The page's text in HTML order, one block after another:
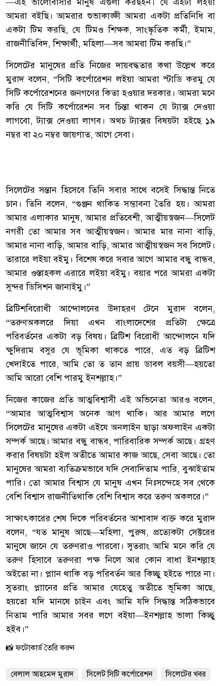
—এই ভালোবাসার মানুষ এগুলা করছইন। যে এইটা লইয়া
আমরা বইছি। আমরার শুভাকাঙ্ক্ষী আমরা একটা প্রতিনিধি বা
একটা টিম করছি, যে টিমও শিক্ষক, সাংস্কৃতিক কর্মী, ইমাম,
রাজনীতিবিদ, শিক্ষার্থী, মহিলা—সব আমরা টিম করছি।”
‎সিলেটের মানুষের প্রতি নিজের দায়বদ্ধতার কথা উল্লেখ করে
মুরাদ বলেন, “সিটি কর্পোরেশন লইয়া আমরা স্টাডি করমু যে
সিটি কর্পোরেশনের জনগণের কিতা হওয়ার দরকার। আমরা মনে
করি যে সিটি কর্পোরেশন সব চিন্তা থাকন যে ট্যাক্স দেওয়া
লাগবো, ট্যাক্স দেওয়া লাগব। অথচ ট্যাক্সর বিষয়টা হইছে ১৯
নম্বর বা ২০ নম্বর জায়গাত, আগে সেবা।
‎সিলেটের সন্তান হিসেবে তিনি সবার সাথে বসেই সিদ্ধান্ত নিতে
চান। তিনি বলেন, “গুঞ্জন থাকিত সম্ভাবনা তৈরি হয়। আমরা
আমার এলাকার মানুষ, আমার প্রতিবেশী, আত্মীয়স্বজন—সিলেট
নগরী তো আমার সব আত্মীয়স্বজন। আমার মার নানা বাড়ি,
আমার নানা বাড়ি, আমার বাড়ি, আমার আত্মীয়স্বজন সব সিলেট।
তারারে লইয়া বইমু। বিশেষ করে সবার আগে আমার বন্ধু বান্ধব,
আমার ওস্তাহকল এরারে লইয়া বইমু। বয়ার পরে আমরা একটা
সুন্দর ডিসিশন জানাইমু।”
‎ব্রিটিশবিরোধী আন্দোলনের উদাহরণ টেনে মুরাদ বলেন,
“তরুণঅকলরে দিয়া এখন বাংলাদেশের প্রতিটা ক্ষেত্রে
পরিবর্তনের একটা বড় বিষয়। ব্রিটিশ বিরোধী আন্দোলনে যদি
ক্ষুদিরাম বসুর যে ভূমিকা থাকতে পারে, এত বড় ব্রিটিশ
খেদাইতে পারে, আমি তো ত তান প্রায় ডাবল বয়সী—হয়তো
আমি আরো বেশি পারমু ইনশল্লাহ।”
‎নিজের কাজের প্রতি আত্মবিশ্বাসী এই অভিনেতা আরও বলেন,
“আমার আত্মবিশ্বাস অনেক আগ থাকি। আর আমার লগে
সিলেটের মানুষের একটা এইযে অনলাইন ছাড়া অফলাইন একটা
সম্পর্ক আছে। আমার বন্ধু বান্ধব, পারিবারিক সম্পর্ক আছে। গ্রহণ
করার বিষয়টা হইল অতীতে আমার কাজ আছে, সেবা আছে। তো
মানুষের আমরা ব্যতিক্রমভাবে যদি সেবাদিতাম পারি, বুঝাইতাম
পারি। তো আমার বিশ্বাস যে মানুষ এখন নিঃসন্দেহে সব থেকে
বেশি বিশ্বাস রাজনীতিথাকি বেশি বিশ্বাস করে তরুণ অকলরে।”
‎সাক্ষাৎকারের শেষ দিকে পরিবর্তনের আশাবাদ ব্যক্ত করে মুরাদ
বলেন, “যত মানুষ আছে—মহিলা, পুরুষ, প্রত্যেকটা সেক্টরের
মানুষে জানে যে তরুণরাও পারবো। সুতরাং আমি মনে করি যে
তরুণ হিসাবে তরুণরা পক্ষ নিলে আর কোন বাধা ইনশল্লাহ
অইতো না। প্লাান থাকি বড় পরিবর্তন আর কিচ্ছু হইতে পারে না।
সুতরাং প্লাানের প্রতি আমার যেহেতু অতীতে ভূমিকা আছে,
হয়তো যদি মানষে চাইন এবং আমি যদি সিদ্ধান্ত সঠিকভাবে
নিতাম পারি আমার সবর লগে বইয়া—ইনশল্লাহ ভালা কিচ্ছু
হইব।”
📸 ফটোকার্ড তৈরি করুন
বেলাল আহমেদ মুরাদ সিলেট সিটি কর্পোরেশন সিলেটের খবর